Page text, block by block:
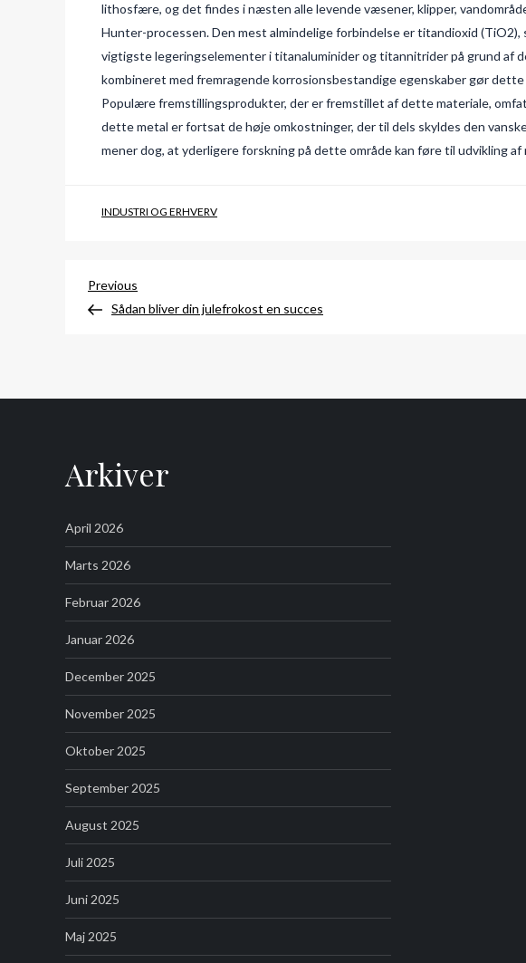
lithosfære, og det findes i næsten alle levende væsener, klipper,
Hunter-processen. Den mest almindelige forbindelse er titandioxid
vigtigste legeringselementer i titanaluminider og titannitrider på grund af
kombineret med fremragende korrosionsbestandige egenskaber gør
Populære fremstillingsprodukter, der er fremstillet af dette materiale,
dette metal er fortsat de høje omkostninger, der til dels skyldes den
mener dog, at yderligere forskning på dette område kan føre til udvikling
INDUSTRI OG ERHVERV
Indlægsnavigation
Previous
Post
Previous
Sådan bliver din julefrokost en succes
Arkiver
April 2026
Marts 2026
Februar 2026
Januar 2026
December 2025
November 2025
Oktober 2025
September 2025
August 2025
Juli 2025
Juni 2025
Maj 2025